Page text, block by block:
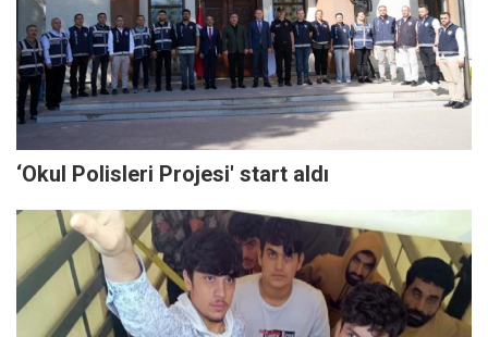
‘Okul Polisleri Projesi' start aldı